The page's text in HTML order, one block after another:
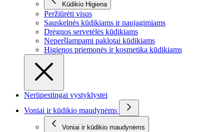
Kūdikio Higiena
Peržiūrėti visus
Sauskelnės kūdikiams ir naujagimiams
Drėgnos servetėlės kūdikiams
Neperšlampami paklotai kūdikiams
Higienos priemonės ir kosmetika kūdikiams
Nerūpestingai vystyklystei
Voniai ir kūdikio maudynėms
Voniai ir kūdikio maudynėms